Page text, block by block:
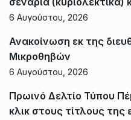
6 Αυγούστου, 2026
Ανακοίνωση εκ της
Μικροθηβών
6 Αυγούστου, 2026
Πρωινό Δελτίο Τύπου
κλικ στους τίτλους της